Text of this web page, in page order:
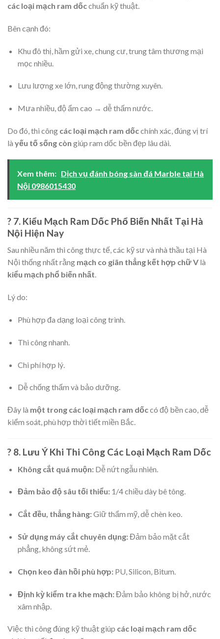
các loại mạch ram dốcchuẩn kỹ thuật.
Bên cạnh đó:
Khu đô thị, hầm gửi xe, chung cư, trung tâm thương mại
mọc nhiều.
Lưu lượng xe lớn, rung động thường xuyên.
Mưa nhiều, độ ẩm cao → dễ thấm nước.
Do đó, thi công các loại mạch ram dốcchính xác, đúng vị trí
là yếu tố sống còn giúp ram dốc bền đẹp lâu dài.
Xem thêm: Dịch vụ đánh bóng sàn đá Marble tại Hà
Nội 0986015430
? 7. Kiểu Mạch Ram Dốc Phổ Biến Nhất Tại Hà
Nội Hiện Nay
Sau nhiều năm thi công thực tế, các kỹ sư và nhà thầu tại Hà
Nội thống nhất rằng mạch co giãn thẳng kết hợp chữ V là
kiểu mạch phổ biến nhất.
Lý do:
Phù hợp đa dạng loại công trình.
Thi công nhanh.
Chi phí hợp lý.
Dễ chống thấm và bảo dưỡng.
Đây là một trong các loại mạch ram dốccó độ bền cao, dễ
kiểm soát, phù hợp thời tiết miền Bắc.
? 8. Lưu Ý Khi Thi Công Các Loại Mạch Ram Dốc
Không cắt quá muộn:Dễ nứt ngẫu nhiên.
Đảm bảo độ sâu tối thiểu:1/4 chiều dày bê tông.
Cắt đều, thẳng hàng:Giữ thẩm mỹ, dễ chèn keo.
Sử dụng máy cắt chuyên dụng:Đảm bảo mặt cắt
phẳng, không sứt mẻ.
Chọn keo đàn hồi phù hợp:PU, Silicon, Bitum.
Định kỳ kiểm tra khe mạch:Đảm bảo không bị hở, nước
xâm nhập.
Việc thi công đúng kỹ thuật giúp các loại mạch ram dốc